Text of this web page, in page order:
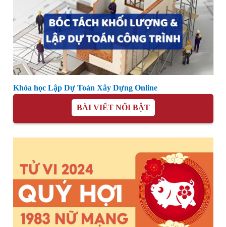
Khóa học Lập Dự Toán Xây Dựng Online
BÀI VIẾT NỔI BẬT